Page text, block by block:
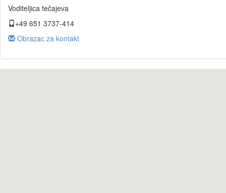
Voditeljica tečajeva
+49 651 3737-414
Obrazac za kontakt